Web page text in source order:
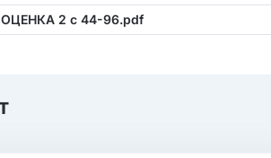
ОЦЕНКА 2 с 44-96.pdf